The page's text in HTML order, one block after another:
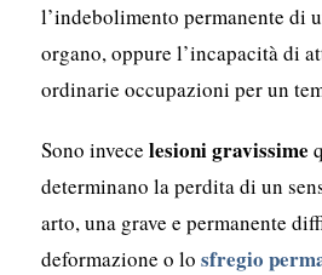
l’indebolimento permanente di
organo, oppure l’incapacità di
ordinarie occupazioni per un
Sono invece lesioni gravissime
determinano la perdita di un
arto, una grave e permanente
deformazione o lo sfregio